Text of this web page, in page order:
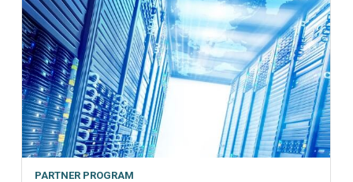
PARTNER PROGRAM